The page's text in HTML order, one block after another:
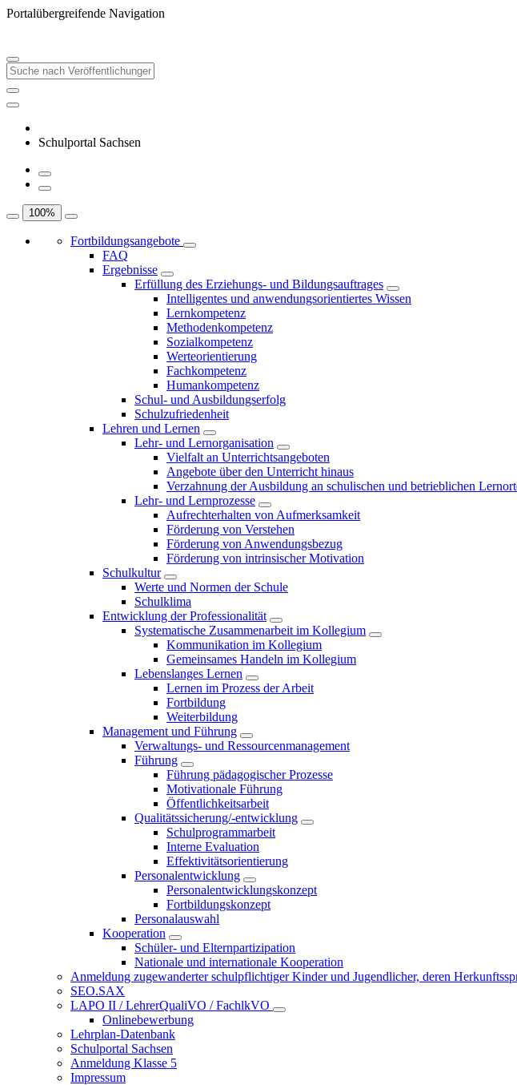
Portalübergreifende Navigation
Schulportal Sachsen
100%
Fortbildungsangebote
FAQ
Ergebnisse
Erfüllung des Erziehungs- und Bildungsauftrages
Intelligentes und anwendungsorientiertes Wissen
Lernkompetenz
Methodenkompetenz
Sozialkompetenz
Werteorientierung
Fachkompetenz
Humankompetenz
Schul- und Ausbildungserfolg
Schulzufriedenheit
Lehren und Lernen
Lehr- und Lernorganisation
Vielfalt an Unterrichtsangeboten
Angebote über den Unterricht hinaus
Verzahnung der Ausbildung an schulischen und betrieblichen
Lehr- und Lernprozesse
Aufrechterhalten von Aufmerksamkeit
Förderung von Verstehen
Förderung von Anwendungsbezug
Förderung von intrinsischer Motivation
Schulkultur
Werte und Normen der Schule
Schulklima
Entwicklung der Professionalität
Systematische Zusammenarbeit im Kollegium
Kommunikation im Kollegium
Gemeinsames Handeln im Kollegium
Lebenslanges Lernen
Lernen im Prozess der Arbeit
Fortbildung
Weiterbildung
Management und Führung
Verwaltungs- und Ressourcenmanagement
Führung
Führung pädagogischer Prozesse
Motivationale Führung
Öffentlichkeitsarbeit
Qualitätssicherung/-entwicklung
Schulprogrammarbeit
Interne Evaluation
Effektivitätsorientierung
Personalentwicklung
Personalentwicklungskonzept
Fortbildungskonzept
Personalauswahl
Kooperation
Schüler- und Elternpartizipation
Nationale und internationale Kooperation
Anmeldung zugewanderter schulpflichtiger Kinder und Jugendlicher, deren
SEO.SAX
LAPO II / LehrerQualiVO / FachlkVO
Onlinebewerbung
Lehrplan-Datenbank
Schulportal Sachsen
Anmeldung Klasse 5
Impressum